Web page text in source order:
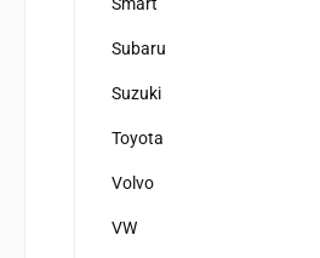
Subaru
Suzuki
Toyota
Volvo
VW